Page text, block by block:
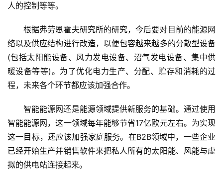
人的控制等等。
根据弗劳恩霍夫研究所的研究，今后要对目前的能源网
络以及供应结构进行改造，以便包容越来越多的分散型设备
(包括太阳能设备、风力发电设备、沼气发电设备、集中供
暖设备等等)。为了优化电力生产、分配、贮存和消耗的过
程，未来各个环节都应该加强合作。
智能能源网还是能源领域提供新服务的基础。通过使用
智能能源网，这一领域每年能够节省17亿欧元左右。为实现
这一目标，还应该加强家庭服务。在B2B领域中，一些企业
已经开始生产并销售软件来把私人所有的太阳能、风能与虚
拟的供电站连接起来。